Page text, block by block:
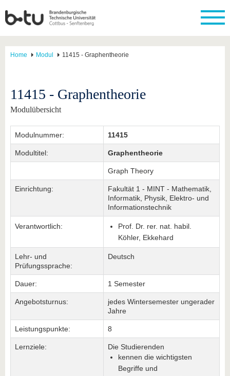
Home Modul 11415 - Graphentheorie
11415 - Graphentheorie
Modulübersicht
Modulnummer: 11415
Modultitel: Graphentheorie
Graph Theory
Einrichtung:
Fakultät 1 - MINT - Mathematik,
Informatik, Physik, Elektro- und
Informationstechnik
Verantwortlich:
Prof. Dr. rer. nat. habil.
Köhler, Ekkehard
Lehr- und
Prüfungssprache:
Deutsch
Dauer: 1 Semester
Angebotsturnus:
jedes Wintersemester ungerader
Jahre
Leistungspunkte: 8
Lernziele:
Die Studierenden
kennen die wichtigsten
Begriffe und